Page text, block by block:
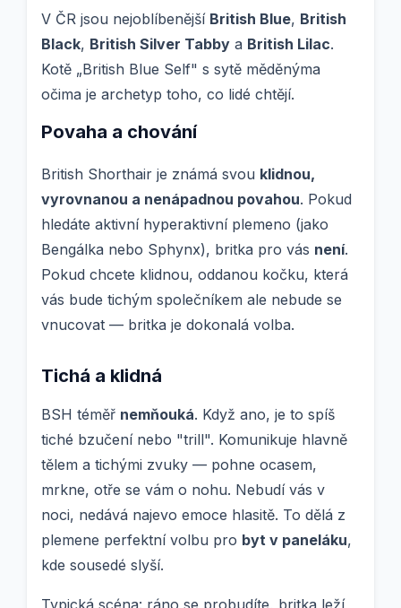
V ČR jsou nejoblíbenější British Blue, British
Black, British Silver Tabby a British Lilac.
Kotě „British Blue Self" s sytě měděnýma
očima je archetyp toho, co lidé chtějí.
Povaha a chování
British Shorthair je známá svou klidnou,
vyrovnanou a nenápadnou povahou. Pokud
hledáte aktivní hyperaktivní plemeno (jako
Bengálka nebo Sphynx), britka pro vás není.
Pokud chcete klidnou, oddanou kočku, která
vás bude tichým společníkem ale nebude se
vnucovat — britka je dokonalá volba.
Tichá a klidná
BSH téměř nemňouká. Když ano, je to spíš
tiché bzučení nebo "trill". Komunikuje hlavně
tělem a tichými zvuky — pohne ocasem,
mrkne, otře se vám o nohu. Nebudí vás v
noci, nedává najevo emoce hlasitě. To dělá z
plemene perfektní volbu pro byt v paneláku,
kde sousedé slyší.
Typická scéna: ráno se probudíte, britka leží